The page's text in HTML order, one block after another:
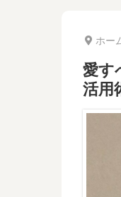
ホー
愛す
活用